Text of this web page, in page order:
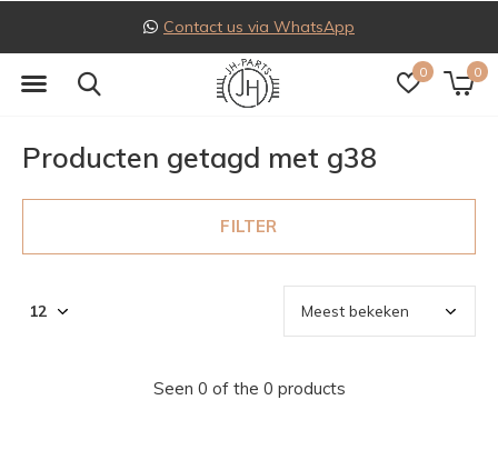
0 0
Contact us via WhatsApp
Producten getagd met g38
FILTER
Seen 0 of the 0 products